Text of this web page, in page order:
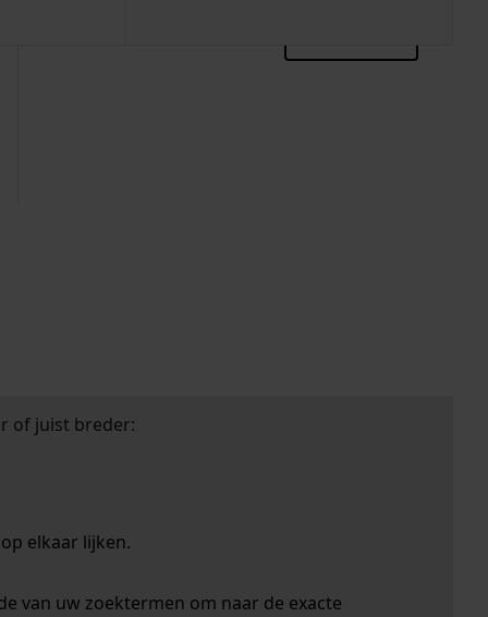
of juist breder:
elkaar lijken.
van uw zoektermen om naar de exacte